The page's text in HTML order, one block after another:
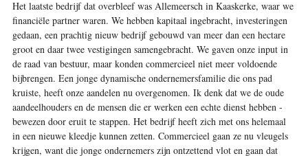
Het laatste bedrijf dat overbleef was Allemeersch in Kaaskerke, waar we
­financiële partner waren. We hebben kapitaal ingebracht, investeringen
gedaan, een prachtig nieuw bedrijf gebouwd van meer dan een hectare
groot en daar twee vestigingen samengebracht. We gaven onze input in
de raad van bestuur, maar konden commercieel niet meer voldoende
bijbrengen. Een jonge dynamische ondernemersfamilie die ons pad
kruiste, heeft onze aandelen nu overgenomen. Ik denk dat we de oude
aandeelhouders en de mensen die er werken een echte dienst hebben ­
bewezen door eruit te stappen. Het bedrijf heeft zich met ons helemaal
in een nieuwe kleedje kunnen ­z­etten. Commercieel gaan ze nu ­vleugels
krijgen, want die jonge ondernemers zijn ontzettend vlot en gaan dat